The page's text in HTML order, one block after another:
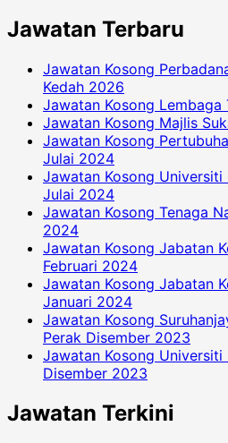
Jawatan Terbaru
Jawatan Kosong
Kedah 2026
Jawatan Kosong
Jawatan Kosong Majlis
Jawatan Kosong
Julai 2024
Jawatan Kosong
Julai 2024
Jawatan Kosong Tenaga
2024
Jawatan Kosong Jabatan
Februari 2024
Jawatan Kosong Jabatan
Januari 2024
Jawatan Kosong
Perak Disember 2023
Jawatan Kosong
Disember 2023
Jawatan Terkini